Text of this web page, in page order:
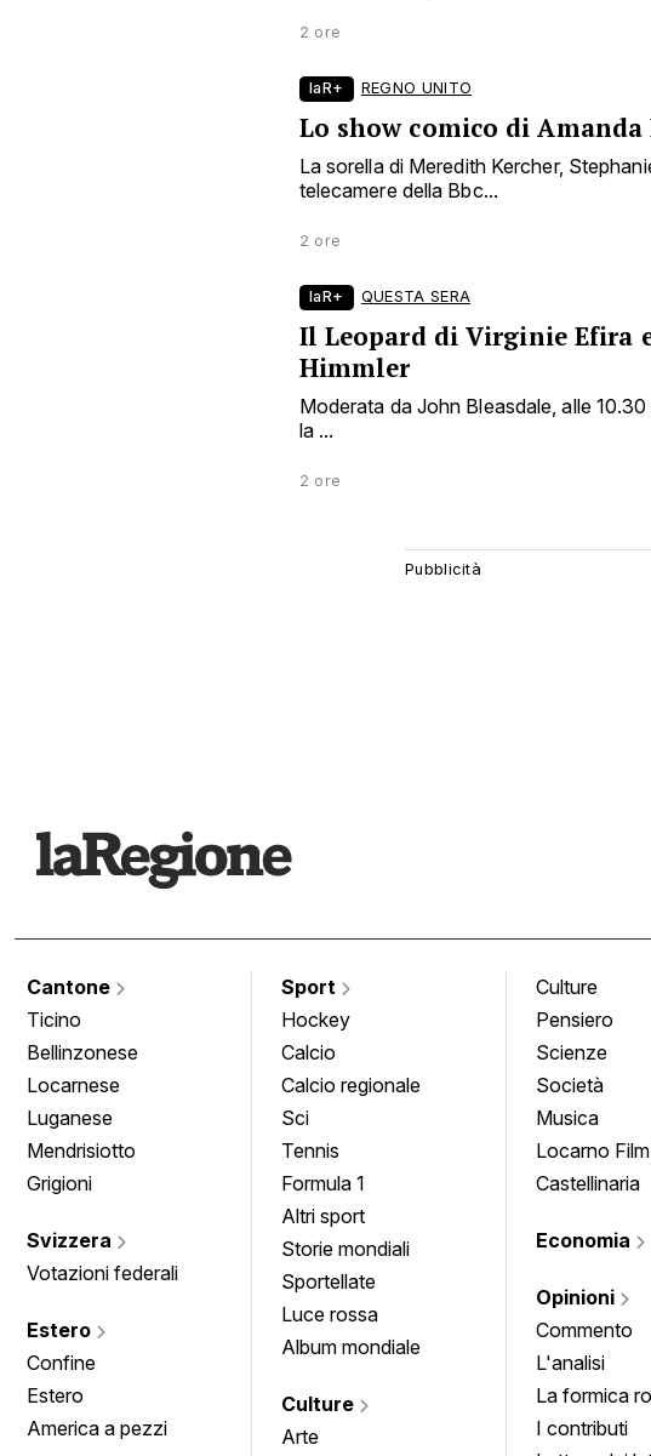
2 ore
laR+ REGNO UNITO
Lo show comico di Amanda
La sorella di Meredith Kercher,
telecamere della Bbc...
2 ore
laR+ QUESTA SERA
Il Leopard di Virginie Efira
Himmler
Moderata da John Bleasdale, alle
la ...
2 ore
Cantone
Ticino
Bellinzonese
Locarnese
Luganese
Mendrisiotto
Grigioni
Svizzera
Votazioni federali
Estero
Confine
Estero
America a pezzi
Sport
Hockey
Calcio
Calcio regionale
Sci
Tennis
Formula 1
Altri sport
Storie mondiali
Sportellate
Luce rossa
Album mondiale
Culture
Arte
Culture
Pensiero
Scienze
Società
Musica
Locarno
Castellinaria
Economia
Opinioni
Commento
L'analisi
La formica
I contributi